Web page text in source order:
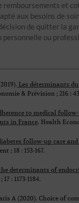
remboursements et
aux besoins de
de quitter la
ou
Les déterminants
& Prévision ; 216 :
to medical
in France. Health
follow-up care
; 18 : 153-167.
determinants of
: 1173-1184.
A (2020). Choice of